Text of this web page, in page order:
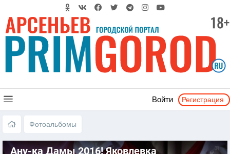
Войти Регистрация
Фотоальбомы
Ану-ка Дамы 2016! Яковлевка